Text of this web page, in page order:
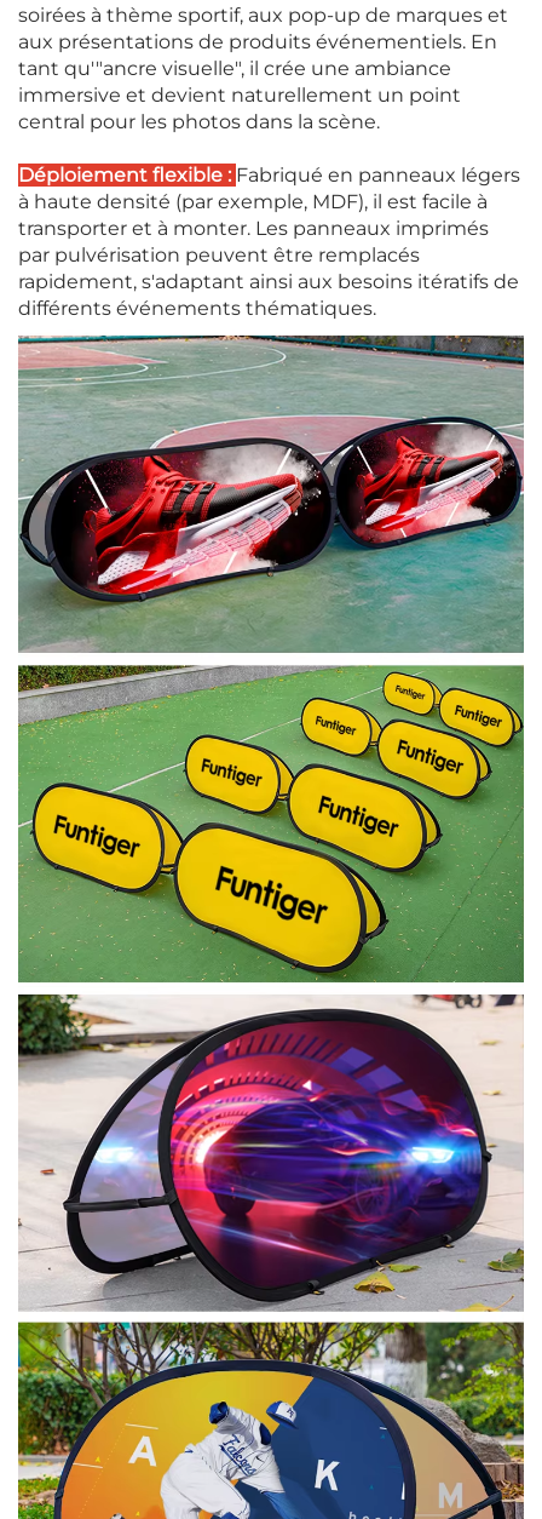
soirées à thème sportif, aux pop-up de marques et
aux présentations de produits événementiels. En
tant qu'"ancre visuelle", il crée une ambiance
immersive et devient naturellement un point
central pour les photos dans la scène.
Déploiement flexible : Fabriqué en panneaux légers
à haute densité (par exemple, MDF), il est facile à
transporter et à monter. Les panneaux imprimés
par pulvérisation peuvent être remplacés
rapidement, s'adaptant ainsi aux besoins itératifs de
différents événements thématiques.